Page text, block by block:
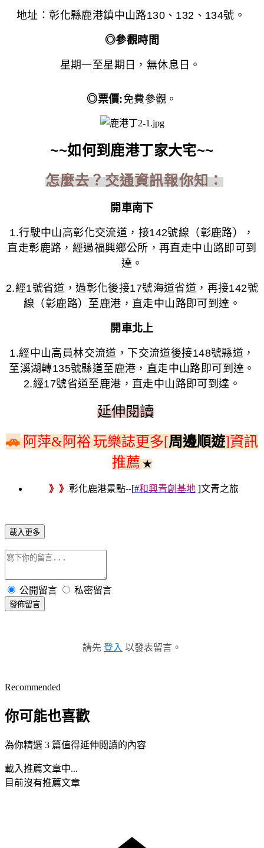
地址：彰化縣鹿港鎮中山路130、 132 、 134號。
◎參觀時間
星期一至星期日，無休息日。
◎票價:免費參觀。
~~如何到鹿港丁家大宅~~
怎麼去？交通資訊報你知：
開車南下
1.行駛中山高彰化交流道，接142號線（彰鹿路），
直走彰鹿路，經過福興鄉公所，再直走中山路即可到
達。
2.經1號省道，過彰化後接17號海道省道，再接142號
線（彰鹿路）至鹿港，直走中山路即可到達。
開車北上
1.經中山高員林交流道，下交流道後接148號縣道，
至溪湖轉135號縣道至鹿港，直走中山路即可到達。
2.經17號省道至鹿港，直走中山路即可到達。
延伸閱讀
🚗 阿萍&阿裕玩樂誌更多[周邊順遊]資訊
推薦 ★
》》 彰化鹿港景點--[#和興青創基地]文青之旅
載入更多
公開留言 私密留言
發佈留言
請先 登入 以發表留言。
Recommended
你可能也喜歡
為你精選 3 篇值得延伸閱讀的內容
載入推薦文章中...
目前沒有推薦文章